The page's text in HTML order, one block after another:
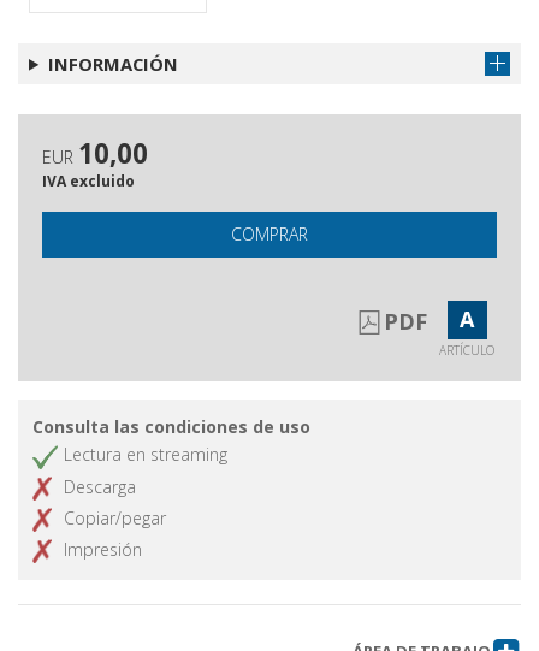
INFORMACIÓN
EUR 10,00
IVA excluido
COMPRAR
PDF A
ARTÍCULO
Consulta las condiciones de uso
Lectura en streaming
Descarga
Copiar/pegar
Impresión